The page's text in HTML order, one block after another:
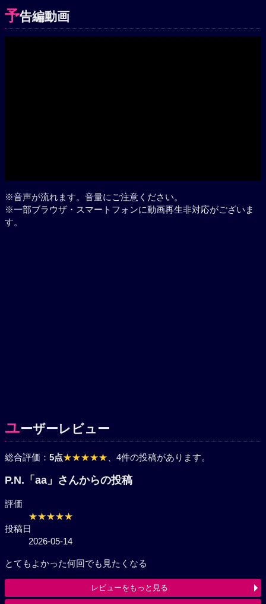
予告編動画
※音声が流れます。音量にご注意ください。
※一部ブラウザ・スマートフォンに動画再生非対応がございま
す。
ユーザーレビュー
総合評価： 5点★★★★★、4件の投稿があります。
評価
★★★★★
とてもよかった何回でも見たくなる
レビューをもっと見る